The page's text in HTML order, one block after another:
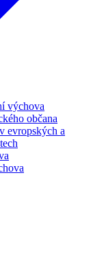
výchova
občana
evropských a